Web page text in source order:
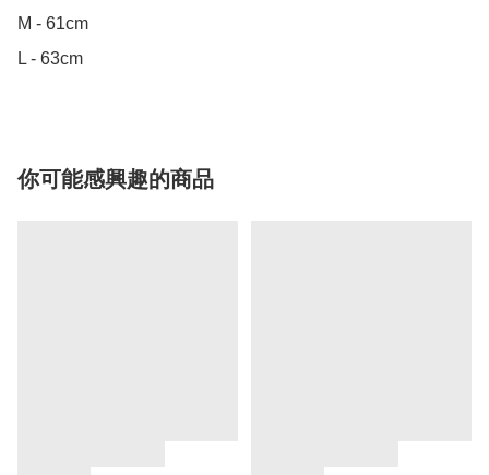
M - 61cm
L - 63cm
你可能感興趣的商品